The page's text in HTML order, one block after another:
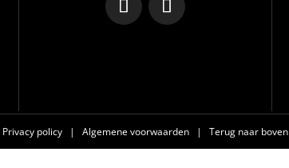
Privacy policy | Algemene voorwaarden | Terug naar boven